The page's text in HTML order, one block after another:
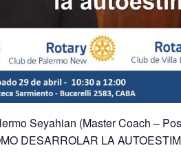
Seyahian (Master Coach –
DESARROLAR LA